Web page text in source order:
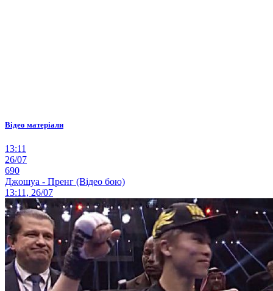
Відео матеріали
13:11
26/07
690
Джошуа - Пренг (Відео бою)
13:11, 26/07